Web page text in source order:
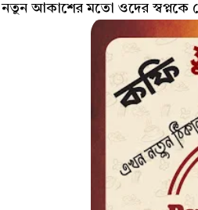
নতুন আকাশের মতো ওদের স্বপ্নকে